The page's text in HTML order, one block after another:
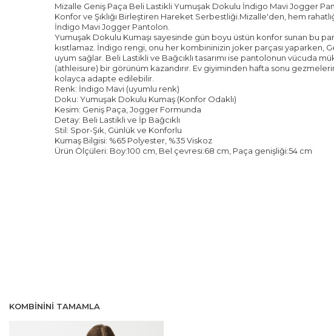
Mizalle Geniş Paça Beli Lastikli Yumuşak Dokulu İndigo Mavi Jogger
Konfor ve Şıklığı Birleştiren Hareket Serbestliği.Mizalle'den, hem
İndigo Mavi Jogger Pantolon.
Yumuşak Dokulu Kumaşı sayesinde gün boyu üstün konfor sunan bu
kısıtlamaz. İndigo rengi, onu her kombininizin joker parçası yaparken,
uyum sağlar. Beli Lastikli ve Bağcıklı tasarımı ise pantolonun vücuda
(athleisure) bir görünüm kazandırır. Ev giyiminden hafta sonu
kolayca adapte edilebilir.
Renk: İndigo Mavi (uyumlu renk)
Doku: Yumuşak Dokulu Kumaş (Konfor Odaklı)
Kesim: Geniş Paça, Jogger Formunda
Detay: Beli Lastikli ve İp Bağcıklı
Stil: Spor-Şık, Günlük ve Konforlu
Kumaş Bilgisi: %65 Polyester, %35 Viskoz
Ürün Ölçüleri: Boy:100 cm, Bel çevresi:68 cm, Paça genişliği:54 cm
KOMBININI TAMAMLA